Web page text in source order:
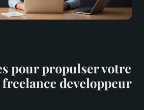
pour propulser votre
developpeur